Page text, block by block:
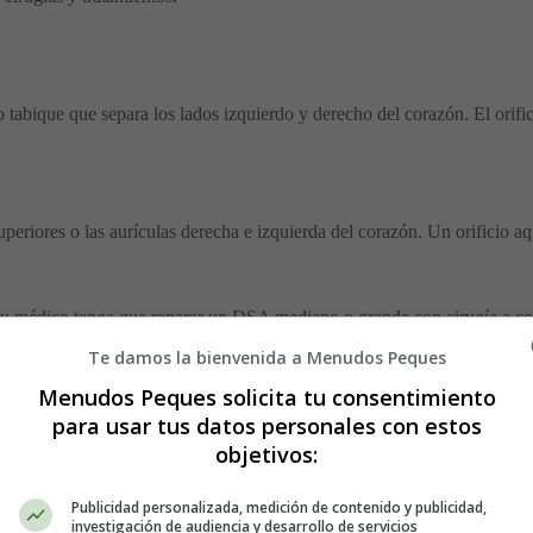
que separa los lados izquierdo y derecho del corazón. El
o las aurículas derecha e izquierda del corazón. Un orificio
médico tenga que reparar un DSA mediano o grande con cirugía a
mínimamente invasivo. Insertando un pequeño tubo, o catéter,
las cámaras inferiores de tu corazón o ventrículos. Si tiene un DSV,
Te damos la bienvenida a Menudos Peques
Menudos Peques solicita tu consentimiento
para usar tus datos personales con estos
objetivos:
Publicidad personalizada, medición de contenido y publicidad,
investigación de audiencia y desarrollo de servicios